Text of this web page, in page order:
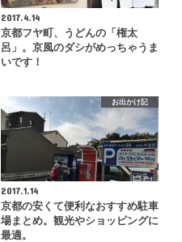
2017.4.14
京都フヤ町、うどんの「権太
呂」。京風のダシがめっちゃうま
いです！
お出かけ記
2017.1.14
京都の安くて便利なおすすめ駐車
場まとめ。観光やショッピングに
最適。